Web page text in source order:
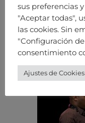
sus preferencias
"Aceptar todas",
las cookies. Sin
"Configuración
consentimiento
Ajustes de Cookies